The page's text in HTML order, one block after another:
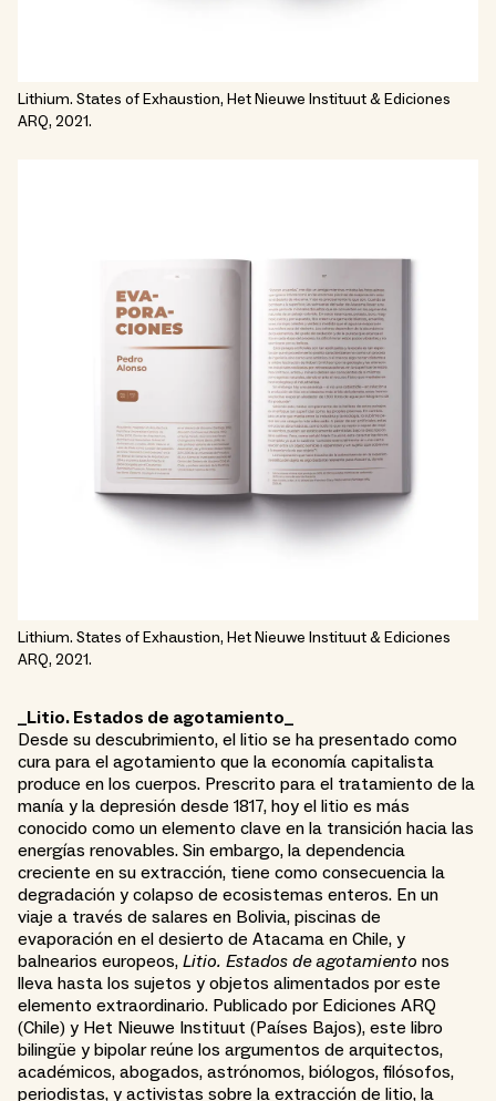
Lithium. States of Exhaustion, Het Nieuwe Instituut & Ediciones
ARQ, 2021.
Lithium. States of Exhaustion, Het Nieuwe Instituut & Ediciones
ARQ, 2021.
_Litio. Estados de agotamiento_
Desde su descubrimiento, el litio se ha presentado como
cura para el agotamiento que la economía capitalista
produce en los cuerpos. Prescrito para el tratamiento de la
manía y la depresión desde 1817, hoy el litio es más
conocido como un elemento clave en la transición hacia las
energías renovables. Sin embargo, la dependencia
creciente en su extracción, tiene como consecuencia la
degradación y colapso de ecosistemas enteros. En un
viaje a través de salares en Bolivia, piscinas de
evaporación en el desierto de Atacama en Chile, y
balnearios europeos, Litio. Estados de agotamiento nos
lleva hasta los sujetos y objetos alimentados por este
elemento extraordinario. Publicado por Ediciones ARQ
(Chile) y Het Nieuwe Instituut (Países Bajos), este libro
bilingüe y bipolar reúne los argumentos de arquitectos,
académicos, abogados, astrónomos, biólogos, filósofos,
periodistas, y activistas sobre la extracción de litio, la